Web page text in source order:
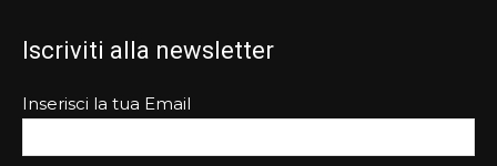
Iscriviti alla newsletter
Inserisci la tua Email